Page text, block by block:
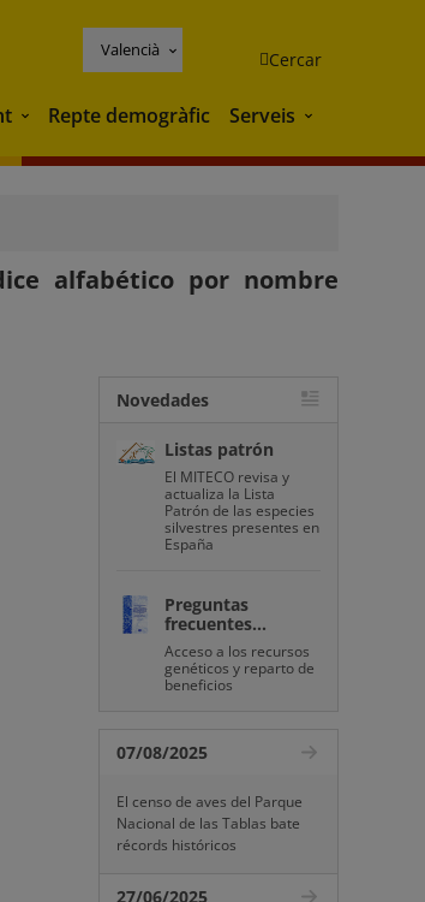
Valencià Cercar
Medi ambient
Repte demogràfic Serveis Serveis
alfabético por nombre
Novedades
Listas patrón
El MITECO revisa y
actualiza la Lista
Patrón de las especies
silvestres presentes en
España
Preguntas
frecuentes...
Acceso a los recursos
genéticos y reparto de
beneficios
07/08/2025
El censo de aves del Parque
Nacional de las Tablas bate
récords históricos
27/06/2025